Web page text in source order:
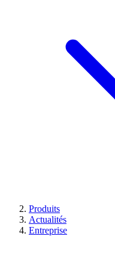
Produits
Actualités
Entreprise